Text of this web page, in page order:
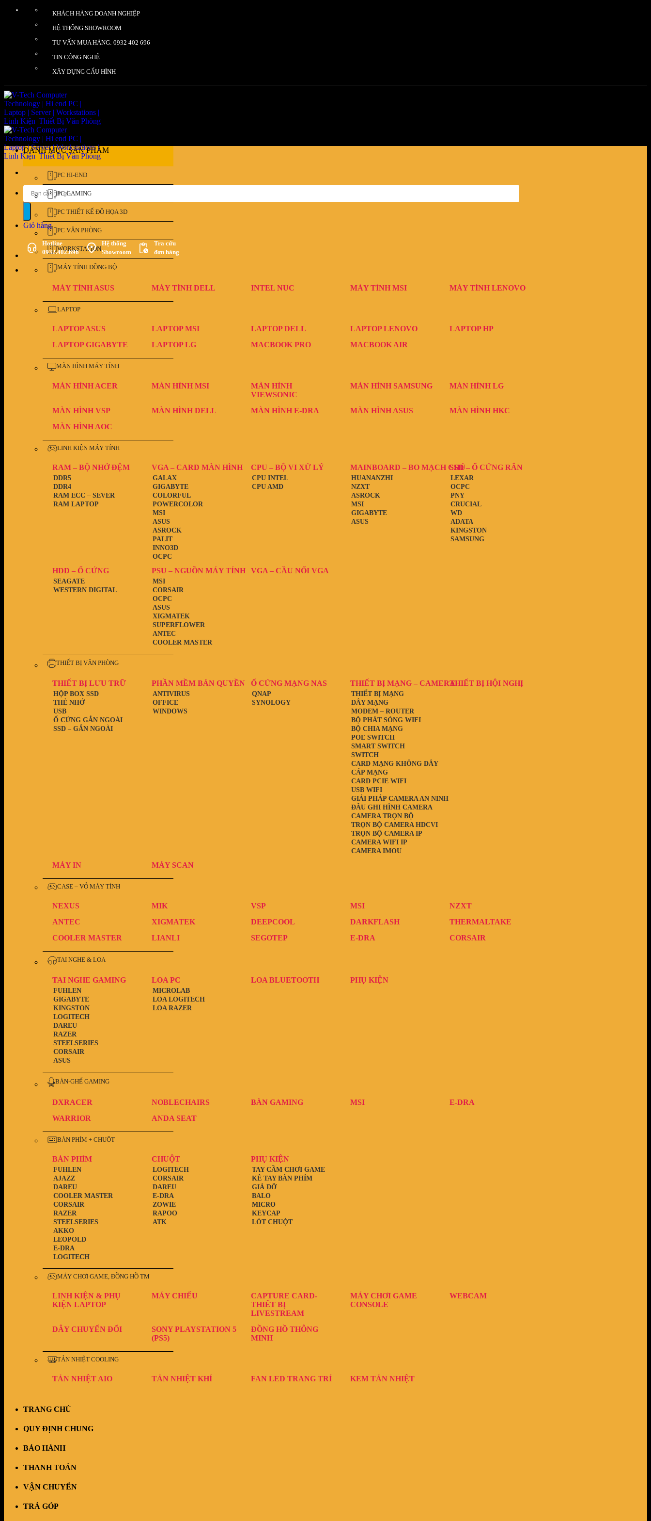
KHÁCH HÀNG DOANH NGHIỆP
HỆ THỐNG SHOWROOM
TƯ VẤN MUA HÀNG: 0932 402 696
TIN CÔNG NGHỆ
XÂY DỰNG CẤU HÌNH
Tìm
kiếm:
Giỏ hàng
Hotline
0932.402.696
Hệ thống
Showroom
Tra cứu
đơn hàng
DANH MỤC SẢN PHẨM
PC HI-END
PC GAMING
PC THIẾT KẾ ĐỒ HỌA 3D
PC VĂN PHÒNG
WORKSTATION
MÁY TÍNH ĐỒNG BỘ
MÁY TÍNH ASUS MÁY TÍNH DELL INTEL NUC MÁY TÍNH MSI MÁY TÍNH LENOVO
LAPTOP
LAPTOP ASUS LAPTOP MSI LAPTOP DELL LAPTOP LENOVO
LAPTOP HP
LAPTOP GIGABYTE
LAPTOP LG MACBOOK PRO MACBOOK AIR
MÀN HÌNH MÁY TÍNH
MÀN HÌNH ACER MÀN HÌNH MSI
MÀN HÌNH
VIEWSONIC
MÀN HÌNH SAMSUNG MÀN HÌNH LG
MÀN HÌNH VSP MÀN HÌNH DELL MÀN HÌNH E-DRA MÀN HÌNH ASUS
MÀN HÌNH HKC
MÀN HÌNH AOC
LINH KIỆN MÁY TÍNH
RAM – BỘ NHỚ ĐỆM
RAM LAPTOP
RAM ECC – SEVER
DDR4
DDR5
VGA – CARD MÀN HÌNH
OCPC
INNO3D
PALIT
ASROCK
ASUS
MSI
POWERCOLOR
COLORFUL
GIGABYTE
GALAX
CPU – BỘ VI XỬ LÝ
CPU AMD
CPU INTEL
MAINBOARD – BO MẠCH CHỦ
ASUS
GIGABYTE
MSI
ASROCK
NZXT
HUANANZHI
SSD – Ổ CỨNG RẮN
SAMSUNG
KINGSTON
ADATA
WD
CRUCIAL
PNY
OCPC
LEXAR
HDD – Ổ CỨNG
WESTERN DIGITAL
SEAGATE
PSU – NGUỒN MÁY TÍNH
COOLER MASTER
ANTEC
SUPERFLOWER
XIGMATEK
ASUS
OCPC
CORSAIR
MSI
VGA – CẦU NỐI VGA
THIẾT BỊ VĂN PHÒNG
THIẾT BỊ LƯU TRỮ
SSD – GẮN NGOÀI
Ổ CỨNG GẮN NGOÀI
USB
THẺ NHỚ
HỘP BOX SSD
PHẦN MỀM BẢN QUYỀN
WINDOWS
OFFICE
ANTIVIRUS
Ổ CỨNG MẠNG NAS
SYNOLOGY
QNAP
THIẾT BỊ MẠNG – CAMERA
GIẢI PHÁP CAMERA AN NINH
CAMERA WIFI IP
CAMERA IMOU
CAMERA TRỌN BỘ
TRỌN BỘ CAMERA IP
TRỌN BỘ CAMERA HDCVI
ĐẦU GHI HÌNH CAMERA
THIẾT BỊ MẠNG
CARD MẠNG KHÔNG DÂY
USB WIFI
CARD PCIE WIFI
CÁP MẠNG
BỘ CHIA MẠNG
SWITCH
SMART SWITCH
POE SWITCH
BỘ PHÁT SÓNG WIFI
MODEM – ROUTER
DÂY MẠNG
THIẾT BỊ HỘI NGHỊ
MÁY IN MÁY SCAN
CASE – VỎ MÁY TÍNH
NEXUS MIK VSP MSI
NZXT
ANTEC
XIGMATEK DEEPCOOL DARKFLASH
THERMALTAKE
COOLER MASTER
LIANLI SEGOTEP E-DRA CORSAIR
TAI NGHE & LOA
TAI NGHE GAMING
ASUS
CORSAIR
STEELSERIES
RAZER
DAREU
LOGITECH
KINGSTON
GIGABYTE
FUHLEN
LOA PC
LOA RAZER
LOA LOGITECH
MICROLAB
LOA BLUETOOTH PHỤ KIỆN
BÀN-GHẾ GAMING
DXRACER NOBLECHAIRS BÀN GAMING MSI
E-DRA
WARRIOR
ANDA SEAT
BÀN PHÍM + CHUỘT
BÀN PHÍM
LOGITECH
E-DRA
LEOPOLD
AKKO
STEELSERIES
RAZER
CORSAIR
COOLER MASTER
DAREU
AJAZZ
FUHLEN
CHUỘT
ATK
RAPOO
ZOWIE
E-DRA
DAREU
CORSAIR
LOGITECH
PHỤ KIỆN
LÓT CHUỘT
KEYCAP
MICRO
BALO
GIÁ ĐỠ
KÊ TAY BÀN PHÍM
TAY CẦM CHƠI GAME
MÁY CHƠI GAME, ĐỒNG HỒ TM
LINH KIỆN & PHỤ
KIỆN LAPTOP
MÁY CHIẾU
CAPTURE CARD-
THIẾT BỊ
LIVESTREAM
MÁY CHƠI GAME
CONSOLE
WEBCAM
DÂY CHUYỂN ĐỔI
SONY PLAYSTATION 5
(PS5)
ĐỒNG HỒ THÔNG
MINH
TẢN NHIỆT COOLING
TẢN NHIỆT AIO TẢN NHIỆT KHÍ FAN LED TRANG TRÍ KEM TẢN NHIỆT
TRANG CHỦ
QUY ĐỊNH CHUNG
BẢO HÀNH
THANH TOÁN
VẬN CHUYỂN
TRẢ GÓP